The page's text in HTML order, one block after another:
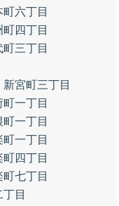
町六丁目
町四丁目
町三丁目
新宮町三丁目
町一丁目
町一丁目
町一丁目
町四丁目
町七丁目
目